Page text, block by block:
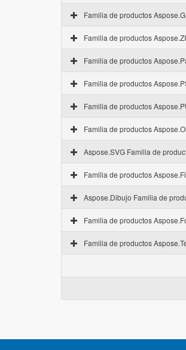
Familia de productos
Familia de productos
Familia de productos
Familia de productos
Familia de productos
Familia de productos
Aspose.SVG Familia de
Familia de productos
Aspose.Dibujo Familia de
Familia de productos
Familia de productos